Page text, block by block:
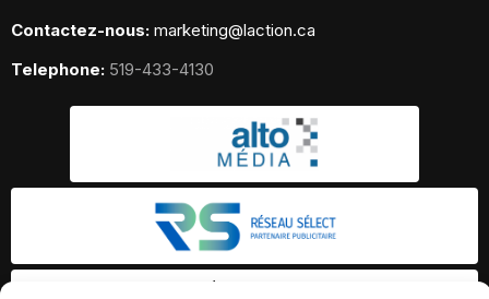
Contactez-nous: marketing@laction.ca
Telephone: 519-433-4130